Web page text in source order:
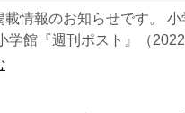
載情報のお知らせです。
学館『週刊ポスト』（